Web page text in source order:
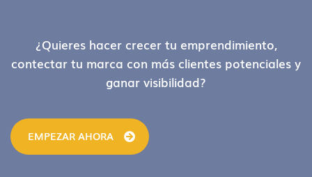
Footer¿Quieres hacer crecer tu emprendimiento,
contectar tu marca con más clientes potenciales y
ganar visibilidad?
EMPEZAR AHORA